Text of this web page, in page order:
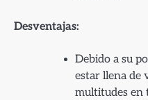
Desventajas:
Debido a su
estar llena de
multitudes en